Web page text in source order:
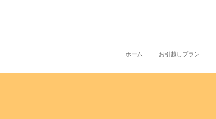
ホーム お引越しプラン